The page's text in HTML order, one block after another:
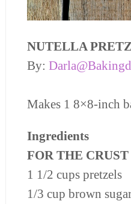
NUTELLA
By:
Makes 1 8×8-inch
Ingredients
FOR THE CRUST
1 1/2 cups pretzels
1/3 cup brown